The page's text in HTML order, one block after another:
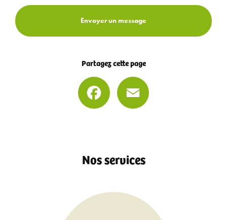
Envoyer un message
Partagez cette page
Facebook
Nos services